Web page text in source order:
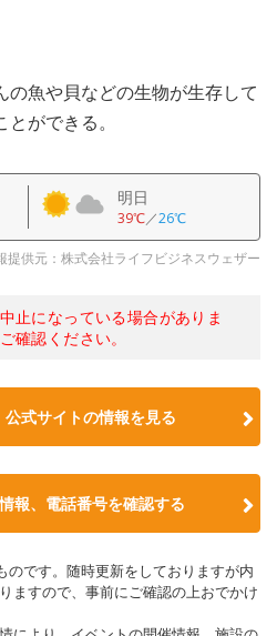
魚や貝などの生物が生存して
ができる。
明日
39℃／26℃
提供元：株式会社ライフビジネスウェザー
止になっている場合がありま
確認ください。
式サイトの情報を見る
報、電話番号を確認する
です。随時更新をしておりますが内
ますので、事前にご確認の上おでかけ